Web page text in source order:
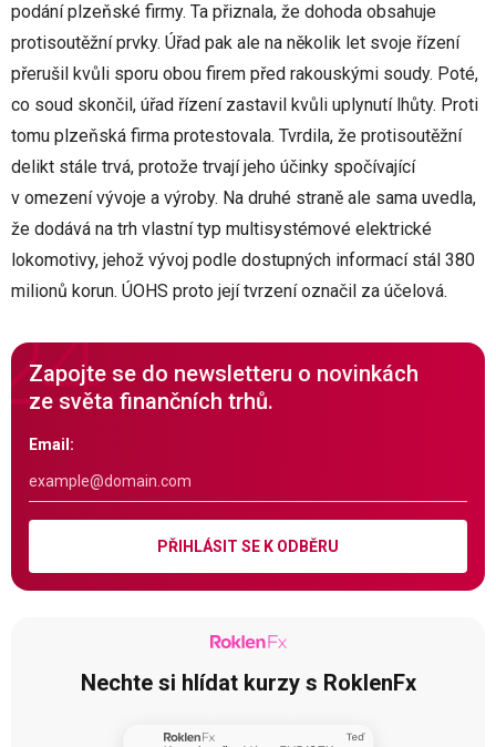
podání plzeňské firmy. Ta přiznala, že dohoda obsahuje
protisoutěžní prvky. Úřad pak ale na několik let svoje řízení
přerušil kvůli sporu obou firem před rakouskými soudy. Poté,
co soud skončil, úřad řízení zastavil kvůli uplynutí lhůty. Proti
tomu plzeňská firma protestovala. Tvrdila, že protisoutěžní
delikt stále trvá, protože trvají jeho účinky spočívající
v omezení vývoje a výroby. Na druhé straně ale sama uvedla,
že dodává na trh vlastní typ multisystémové elektrické
lokomotivy, jehož vývoj podle dostupných informací stál 380
milionů korun. ÚOHS proto její tvrzení označil za účelová.
Zapojte se do newsletteru o novinkách
ze světa finančních trhů.
Email:
PŘIHLÁSIT SE K ODBĚRU
Nechte si hlídat kurzy s RoklenFx